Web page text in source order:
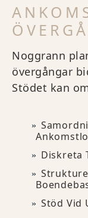
Noggrann
övergångar
Stödet kan
Diskreta
Stöd Vid